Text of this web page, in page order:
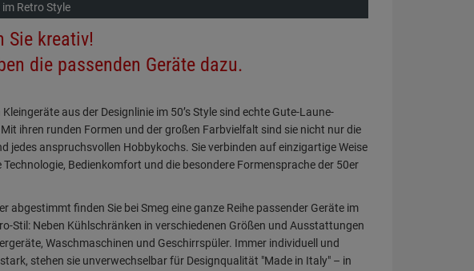
Retro Style
Sie kreativ!
die passenden Geräte dazu.
Kleingeräte aus der Designlinie im 50’s Style sind echte Gute-Laune-
ihren runden Formen und der großen Farbvielfalt sind sie nicht nur die
jedes anspruchsvollen Hobbykochs. Sie verbinden auf einzigartige Weise
Technologie, Bedienkomfort und die besondere Formensprache der 50er
abgestimmt finden Sie bei Smeg eine ganze Reihe passender Geräte im
Stil: Neben Kühlschränken in verschiedenen Größen und Ausstattungen
Waschmaschinen und Geschirrspüler. Immer individuell und
stehen sie unverwechselbar für Designqualität "Made in Italy" – in